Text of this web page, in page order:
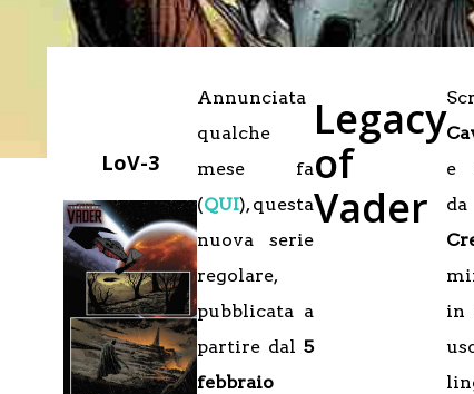
e
in
Legacy
of
Vader
Annunciata
qualche
mese fa
(QUI), questa
nuova serie
regolare,
pubblicata a
partire dal 5
febbraio
LoV-3